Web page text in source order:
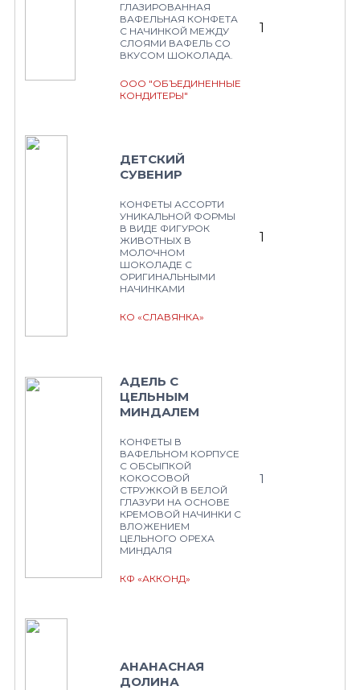
ГЛАЗИРОВАННАЯ
ВАФЕЛЬНАЯ КОНФЕТА
С НАЧИНКОЙ МЕЖДУ
СЛОЯМИ ВАФЕЛЬ СО
ВКУСОМ ШОКОЛАДА.
ООО "ОБЪЕДИНЕННЫЕ
КОНДИТЕРЫ"
1
ДЕТСКИЙ
СУВЕНИР
КОНФЕТЫ АССОРТИ
УНИКАЛЬНОЙ ФОРМЫ
В ВИДЕ ФИГУРОК
ЖИВОТНЫХ В
МОЛОЧНОМ
ШОКОЛАДЕ С
ОРИГИНАЛЬНЫМИ
НАЧИНКАМИ
КО «СЛАВЯНКА»
1
АДЕЛЬ С
ЦЕЛЬНЫМ
МИНДАЛЕМ
КОНФЕТЫ В
ВАФЕЛЬНОМ КОРПУСЕ
С ОБСЫПКОЙ
КОКОСОВОЙ
СТРУЖКОЙ В БЕЛОЙ
ГЛАЗУРИ НА ОСНОВЕ
КРЕМОВОЙ НАЧИНКИ С
ВЛОЖЕНИЕМ
ЦЕЛЬНОГО ОРЕХА
МИНДАЛЯ
КФ «АККОНД»
1
АНАНАСНАЯ
ДОЛИНА